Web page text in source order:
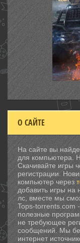
О САЙТЕ
На сайте вы
для компьютера.
Скачивайте игры
регистрации.
компьютер через
добавить игры на
лс, вместе мы
Tops-torrents.com
полезные
не требующее
сообщений. Мы
интернет